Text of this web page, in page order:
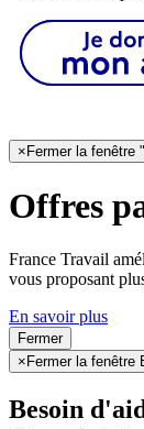
×Fermer la fenêtre
Offres
France Travail
vous proposant
En savoir plus
Fermer
× Fermer la fenêtre
Besoin